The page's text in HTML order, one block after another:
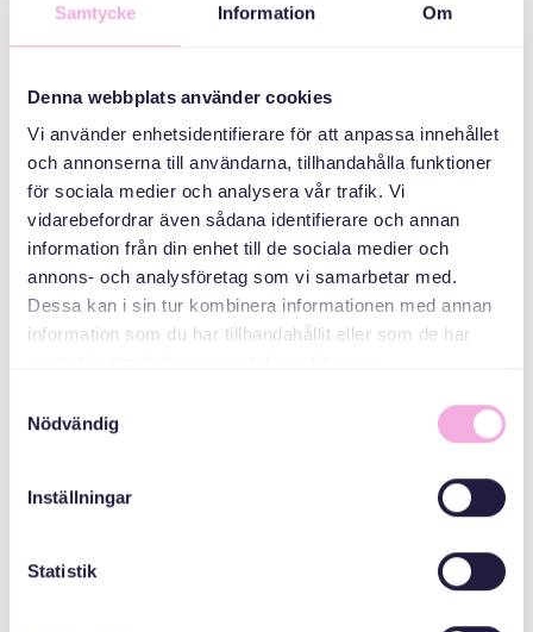
Samtycke Information Om
Denna webbplats använder cookies
Vi använder enhetsidentifierare för att anpassa innehållet
och annonserna till användarna, tillhandahålla funktioner
för sociala medier och analysera vår trafik. Vi
vidarebefordrar även sådana identifierare och annan
information från din enhet till de sociala medier och
annons- och analysföretag som vi samarbetar med.
Dessa kan i sin tur kombinera informationen med annan
information som du har tillhandahållit eller som de har
Nödvändig
Inställningar
Statistik
Svenska med baby
СПІВОРГАНІЗАТОРИ
Allmänna
arvsfonden